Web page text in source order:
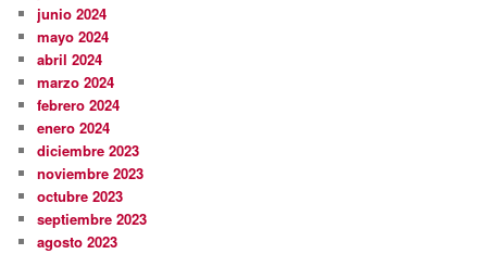
junio 2024
mayo 2024
abril 2024
marzo 2024
febrero 2024
enero 2024
diciembre 2023
noviembre 2023
octubre 2023
septiembre 2023
agosto 2023